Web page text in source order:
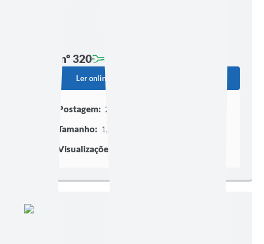
Edição nº 320
Ler online
Postagem: 22/02/2023 às 13h42
Tamanho: 1,15 MB | 5 páginas
Visualizações: